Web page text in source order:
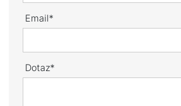
Email*
Dotaz*